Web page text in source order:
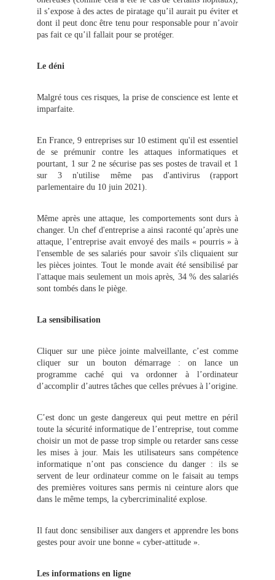
il s’expose à des actes de piratage qu’il aurait pu éviter et
dont il peut donc être tenu pour responsable pour n’avoir
pas fait ce qu’il fallait pour se protéger.
Le déni
Malgré tous ces risques, la prise de conscience est lente et
imparfaite.
En France, 9 entreprises sur 10 estiment qu'il est essentiel
de se prémunir contre les attaques informatiques et
pourtant, 1 sur 2 ne sécurise pas ses postes de travail et 1
sur 3 n'utilise même pas d'antivirus (rapport
parlementaire du 10 juin 2021).
Même après une attaque, les comportements sont durs à
changer. Un chef d'entreprise a ainsi raconté qu’après une
attaque, l’entreprise avait envoyé des mails « pourris » à
l'ensemble de ses salariés pour savoir s'ils cliquaient sur
les pièces jointes. Tout le monde avait été sensibilisé par
l'attaque mais seulement un mois après, 34 % des salariés
sont tombés dans le piège.
La sensibilisation
Cliquer sur une pièce jointe malveillante, c’est comme
cliquer sur un bouton démarrage : on lance un
programme caché qui va ordonner à l’ordinateur
d’accomplir d’autres tâches que celles prévues à l’origine.
C’est donc un geste dangereux qui peut mettre en péril
toute la sécurité informatique de l’entreprise, tout comme
choisir un mot de passe trop simple ou retarder sans cesse
les mises à jour. Mais les utilisateurs sans compétence
informatique n’ont pas conscience du danger : ils se
servent de leur ordinateur comme on le faisait au temps
des premières voitures sans permis ni ceinture alors que
dans le même temps, la cybercriminalité explose.
Il faut donc sensibiliser aux dangers et apprendre les bons
gestes pour avoir une bonne « cyber-attitude ».
Les informations en ligne